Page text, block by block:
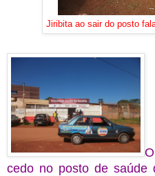
Jiribita ao sair do posto
cedo no posto de saúde